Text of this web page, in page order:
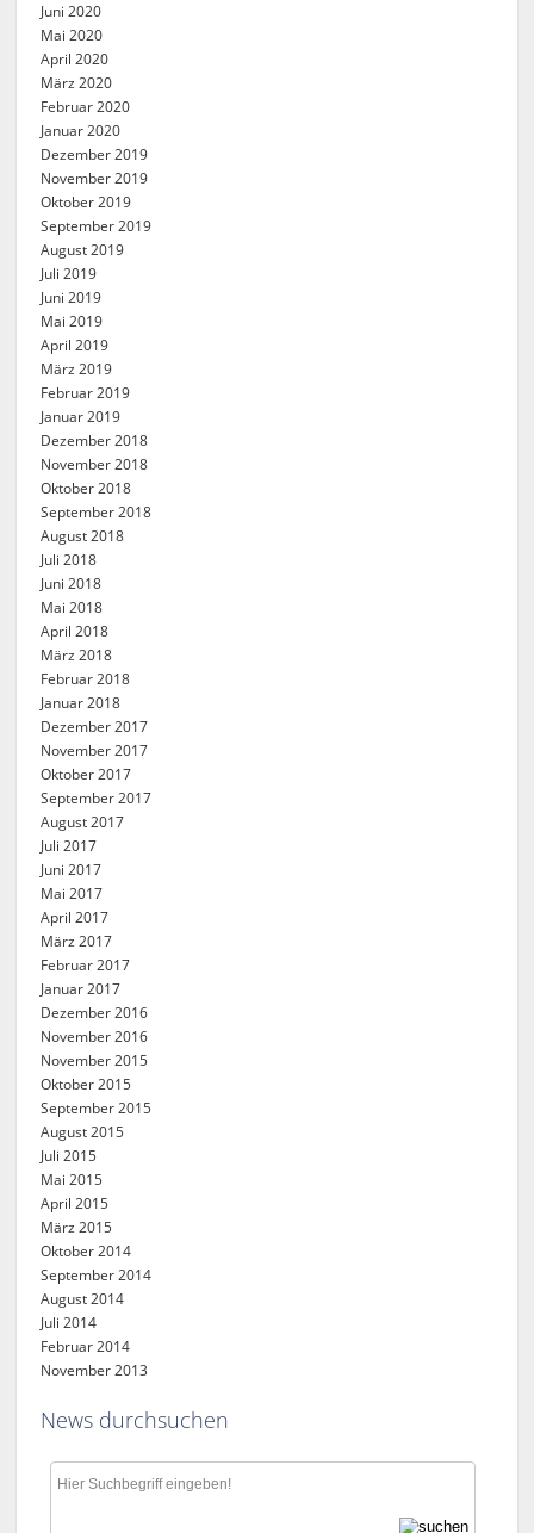
Juni 2020
Mai 2020
April 2020
März 2020
Februar 2020
Januar 2020
Dezember 2019
November 2019
Oktober 2019
September 2019
August 2019
Juli 2019
Juni 2019
Mai 2019
April 2019
März 2019
Februar 2019
Januar 2019
Dezember 2018
November 2018
Oktober 2018
September 2018
August 2018
Juli 2018
Juni 2018
Mai 2018
April 2018
März 2018
Februar 2018
Januar 2018
Dezember 2017
November 2017
Oktober 2017
September 2017
August 2017
Juli 2017
Juni 2017
Mai 2017
April 2017
März 2017
Februar 2017
Januar 2017
Dezember 2016
November 2016
November 2015
Oktober 2015
September 2015
August 2015
Juli 2015
Mai 2015
April 2015
März 2015
Oktober 2014
September 2014
August 2014
Juli 2014
Februar 2014
November 2013
News durchsuchen